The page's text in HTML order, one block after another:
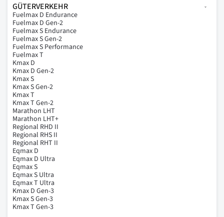
GÜTERVERKEHR
Fuelmax D Endurance
Fuelmax D Gen-2
Fuelmax S Endurance
Fuelmax S Gen-2
Fuelmax S Performance
Fuelmax T
Kmax D
Kmax D Gen-2
Kmax S
Kmax S Gen-2
Kmax T
Kmax T Gen-2
Marathon LHT
Marathon LHT+
Regional RHD II
Regional RHS II
Regional RHT II
Eqmax D
Eqmax D Ultra
Eqmax S
Eqmax S Ultra
Eqmax T Ultra
Kmax D Gen-3
Kmax S Gen-3
Kmax T Gen-3